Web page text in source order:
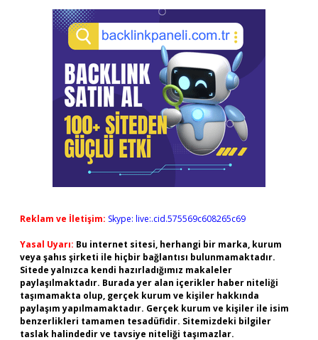
Reklam ve İletişim: Skype: live:.cid.575569c608265c69
Yasal Uyarı: Bu internet sitesi, herhangi bir marka, kurum
veya şahıs şirketi ile hiçbir bağlantısı bulunmamaktadır.
Sitede yalnızca kendi hazırladığımız makaleler
paylaşılmaktadır. Burada yer alan içerikler haber niteliği
taşımamakta olup, gerçek kurum ve kişiler hakkında
paylaşım yapılmamaktadır. Gerçek kurum ve kişiler ile isim
benzerlikleri tamamen tesadüfidir. Sitemizdeki bilgiler
taslak halindedir ve tavsiye niteliği taşımazlar.